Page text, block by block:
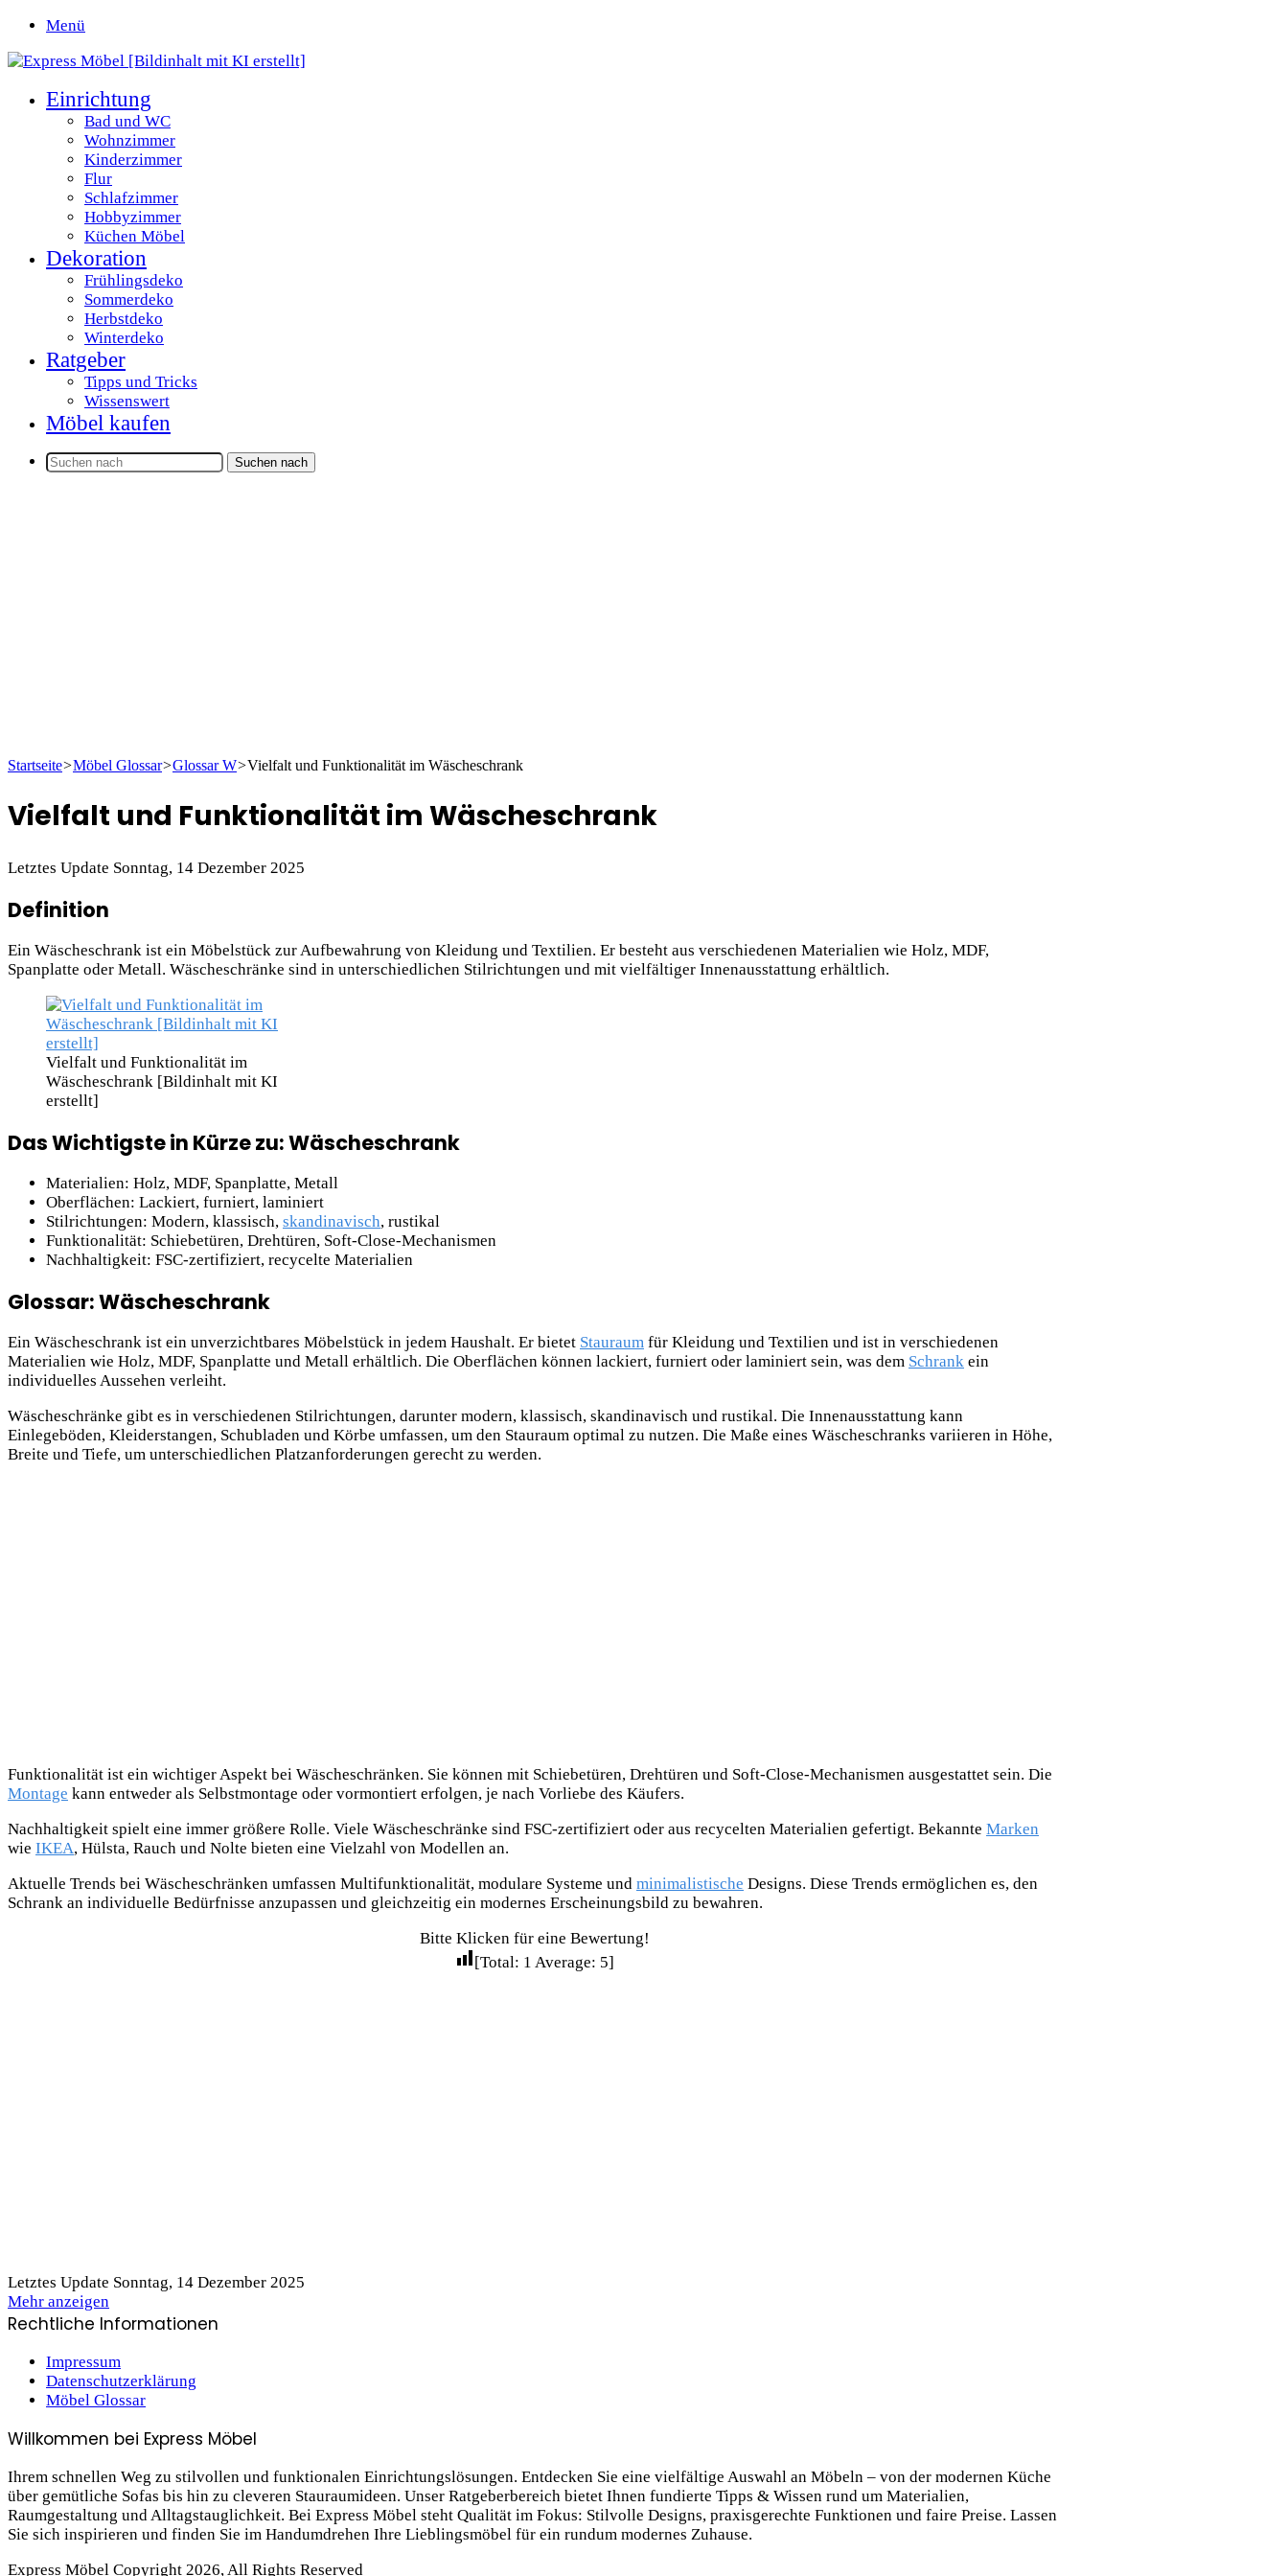
Menü
Einrichtung
Bad und WC
Wohnzimmer
Kinderzimmer
Flur
Schlafzimmer
Hobbyzimmer
Küchen Möbel
Dekoration
Frühlingsdeko
Sommerdeko
Herbstdeko
Winterdeko
Ratgeber
Tipps und Tricks
Wissenswert
Möbel kaufen
Suchen nach
Startseite>Möbel Glossar>Glossar W>Vielfalt und Funktionalität im Wäscheschrank
Vielfalt und Funktionalität im Wäscheschrank
Letztes Update Sonntag, 14 Dezember 2025
Definition
Ein Wäscheschrank ist ein Möbelstück zur Aufbewahrung von Kleidung und Textilien. Er besteht aus verschiedenen Materialien wie Holz, MDF,
Spanplatte oder Metall. Wäscheschränke sind in unterschiedlichen Stilrichtungen und mit vielfältiger Innenausstattung erhältlich.
Vielfalt und Funktionalität im
Wäscheschrank [Bildinhalt mit KI
erstellt]
Das Wichtigste in Kürze zu: Wäscheschrank
Materialien: Holz, MDF, Spanplatte, Metall
Oberflächen: Lackiert, furniert, laminiert
Stilrichtungen: Modern, klassisch, skandinavisch, rustikal
Funktionalität: Schiebetüren, Drehtüren, Soft-Close-Mechanismen
Nachhaltigkeit: FSC-zertifiziert, recycelte Materialien
Glossar: Wäscheschrank
Ein Wäscheschrank ist ein unverzichtbares Möbelstück in jedem Haushalt. Er bietet Stauraum für Kleidung und Textilien und ist in verschiedenen
Materialien wie Holz, MDF, Spanplatte und Metall erhältlich. Die Oberflächen können lackiert, furniert oder laminiert sein, was dem Schrank ein
individuelles Aussehen verleiht.
Wäscheschränke gibt es in verschiedenen Stilrichtungen, darunter modern, klassisch, skandinavisch und rustikal. Die Innenausstattung kann
Einlegeböden, Kleiderstangen, Schubladen und Körbe umfassen, um den Stauraum optimal zu nutzen. Die Maße eines Wäscheschranks variieren in Höhe,
Breite und Tiefe, um unterschiedlichen Platzanforderungen gerecht zu werden.
Funktionalität ist ein wichtiger Aspekt bei Wäscheschränken. Sie können mit Schiebetüren, Drehtüren und Soft-Close-Mechanismen ausgestattet sein. Die
Montage kann entweder als Selbstmontage oder vormontiert erfolgen, je nach Vorliebe des Käufers.
Nachhaltigkeit spielt eine immer größere Rolle. Viele Wäscheschränke sind FSC-zertifiziert oder aus recycelten Materialien gefertigt. Bekannte Marken
wie IKEA, Hülsta, Rauch und Nolte bieten eine Vielzahl von Modellen an.
Aktuelle Trends bei Wäscheschränken umfassen Multifunktionalität, modulare Systeme und minimalistische Designs. Diese Trends ermöglichen es, den
Schrank an individuelle Bedürfnisse anzupassen und gleichzeitig ein modernes Erscheinungsbild zu bewahren.
Bitte Klicken für eine Bewertung!
[Total: 1 Average: 5]
Letztes Update Sonntag, 14 Dezember 2025
Mehr anzeigen
Rechtliche Informationen
Impressum
Datenschutzerklärung
Möbel Glossar
Willkommen bei Express Möbel
Ihrem schnellen Weg zu stilvollen und funktionalen Einrichtungslösungen. Entdecken Sie eine vielfältige Auswahl an Möbeln – von der modernen Küche
über gemütliche Sofas bis hin zu cleveren Stauraum­ideen. Unser Ratgeberbereich bietet Ihnen fundierte Tipps & Wissen rund um Materialien,
Raumgestaltung und Alltagstauglichkeit. Bei Express Möbel steht Qualität im Fokus: Stilvolle Designs, praxis­gerechte Funktionen und faire Preise. Lassen
Sie sich inspirieren und finden Sie im Handumdrehen Ihre Lieblings­möbel für ein rundum modernes Zuhause.
Express Möbel Copyright 2026, All Rights Reserved